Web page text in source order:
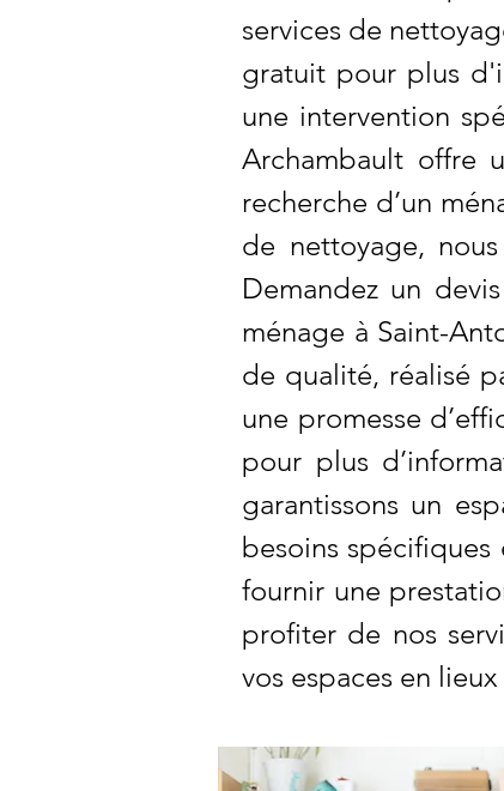
services de
gratuit pour plus
une intervention
Archambault offre
recherche d’un
de nettoyage,
Demandez un
ménage à Saint-
de qualité, réalisé
une promesse
pour plus
garantissons un
besoins
fournir une
profiter de nos
vos espaces en